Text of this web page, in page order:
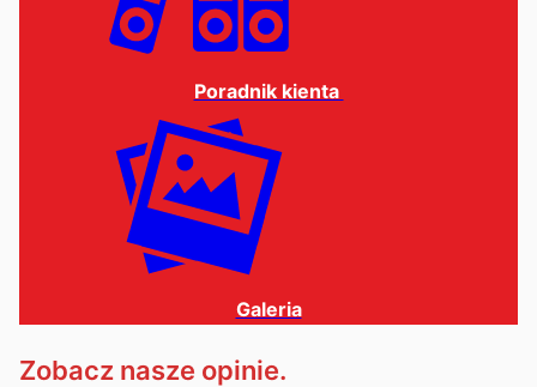
Poradnik kienta
Galeria
Zobacz nasze opinie.